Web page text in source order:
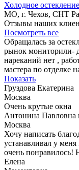
Холодное
МО, г. Чехов, СНТ
Отзывы наших
Посмотреть все
Обращалась за
рынок мониторили-
нареканий нет ,
мастера по отделке
Показать
Груздова Екатерина
Москва
Очень крутые окна
Антонина Павловна
Москва
Хочу написать
устанавливал у
очень понравилось!
Елена